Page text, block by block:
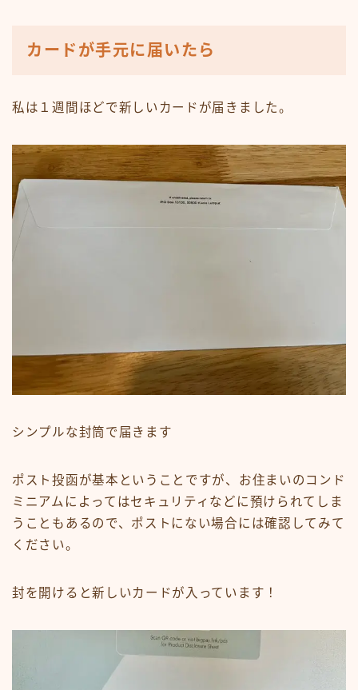
カードが手元に届いたら
私は１週間ほどで新しいカードが届きました。
シンプルな封筒で届きます
ポスト投函が基本ということですが、お住まいのコンド
ミニアムによってはセキュリティなどに預けられてしま
うこともあるので、ポストにない場合には確認してみて
ください。
封を開けると新しいカードが入っています！